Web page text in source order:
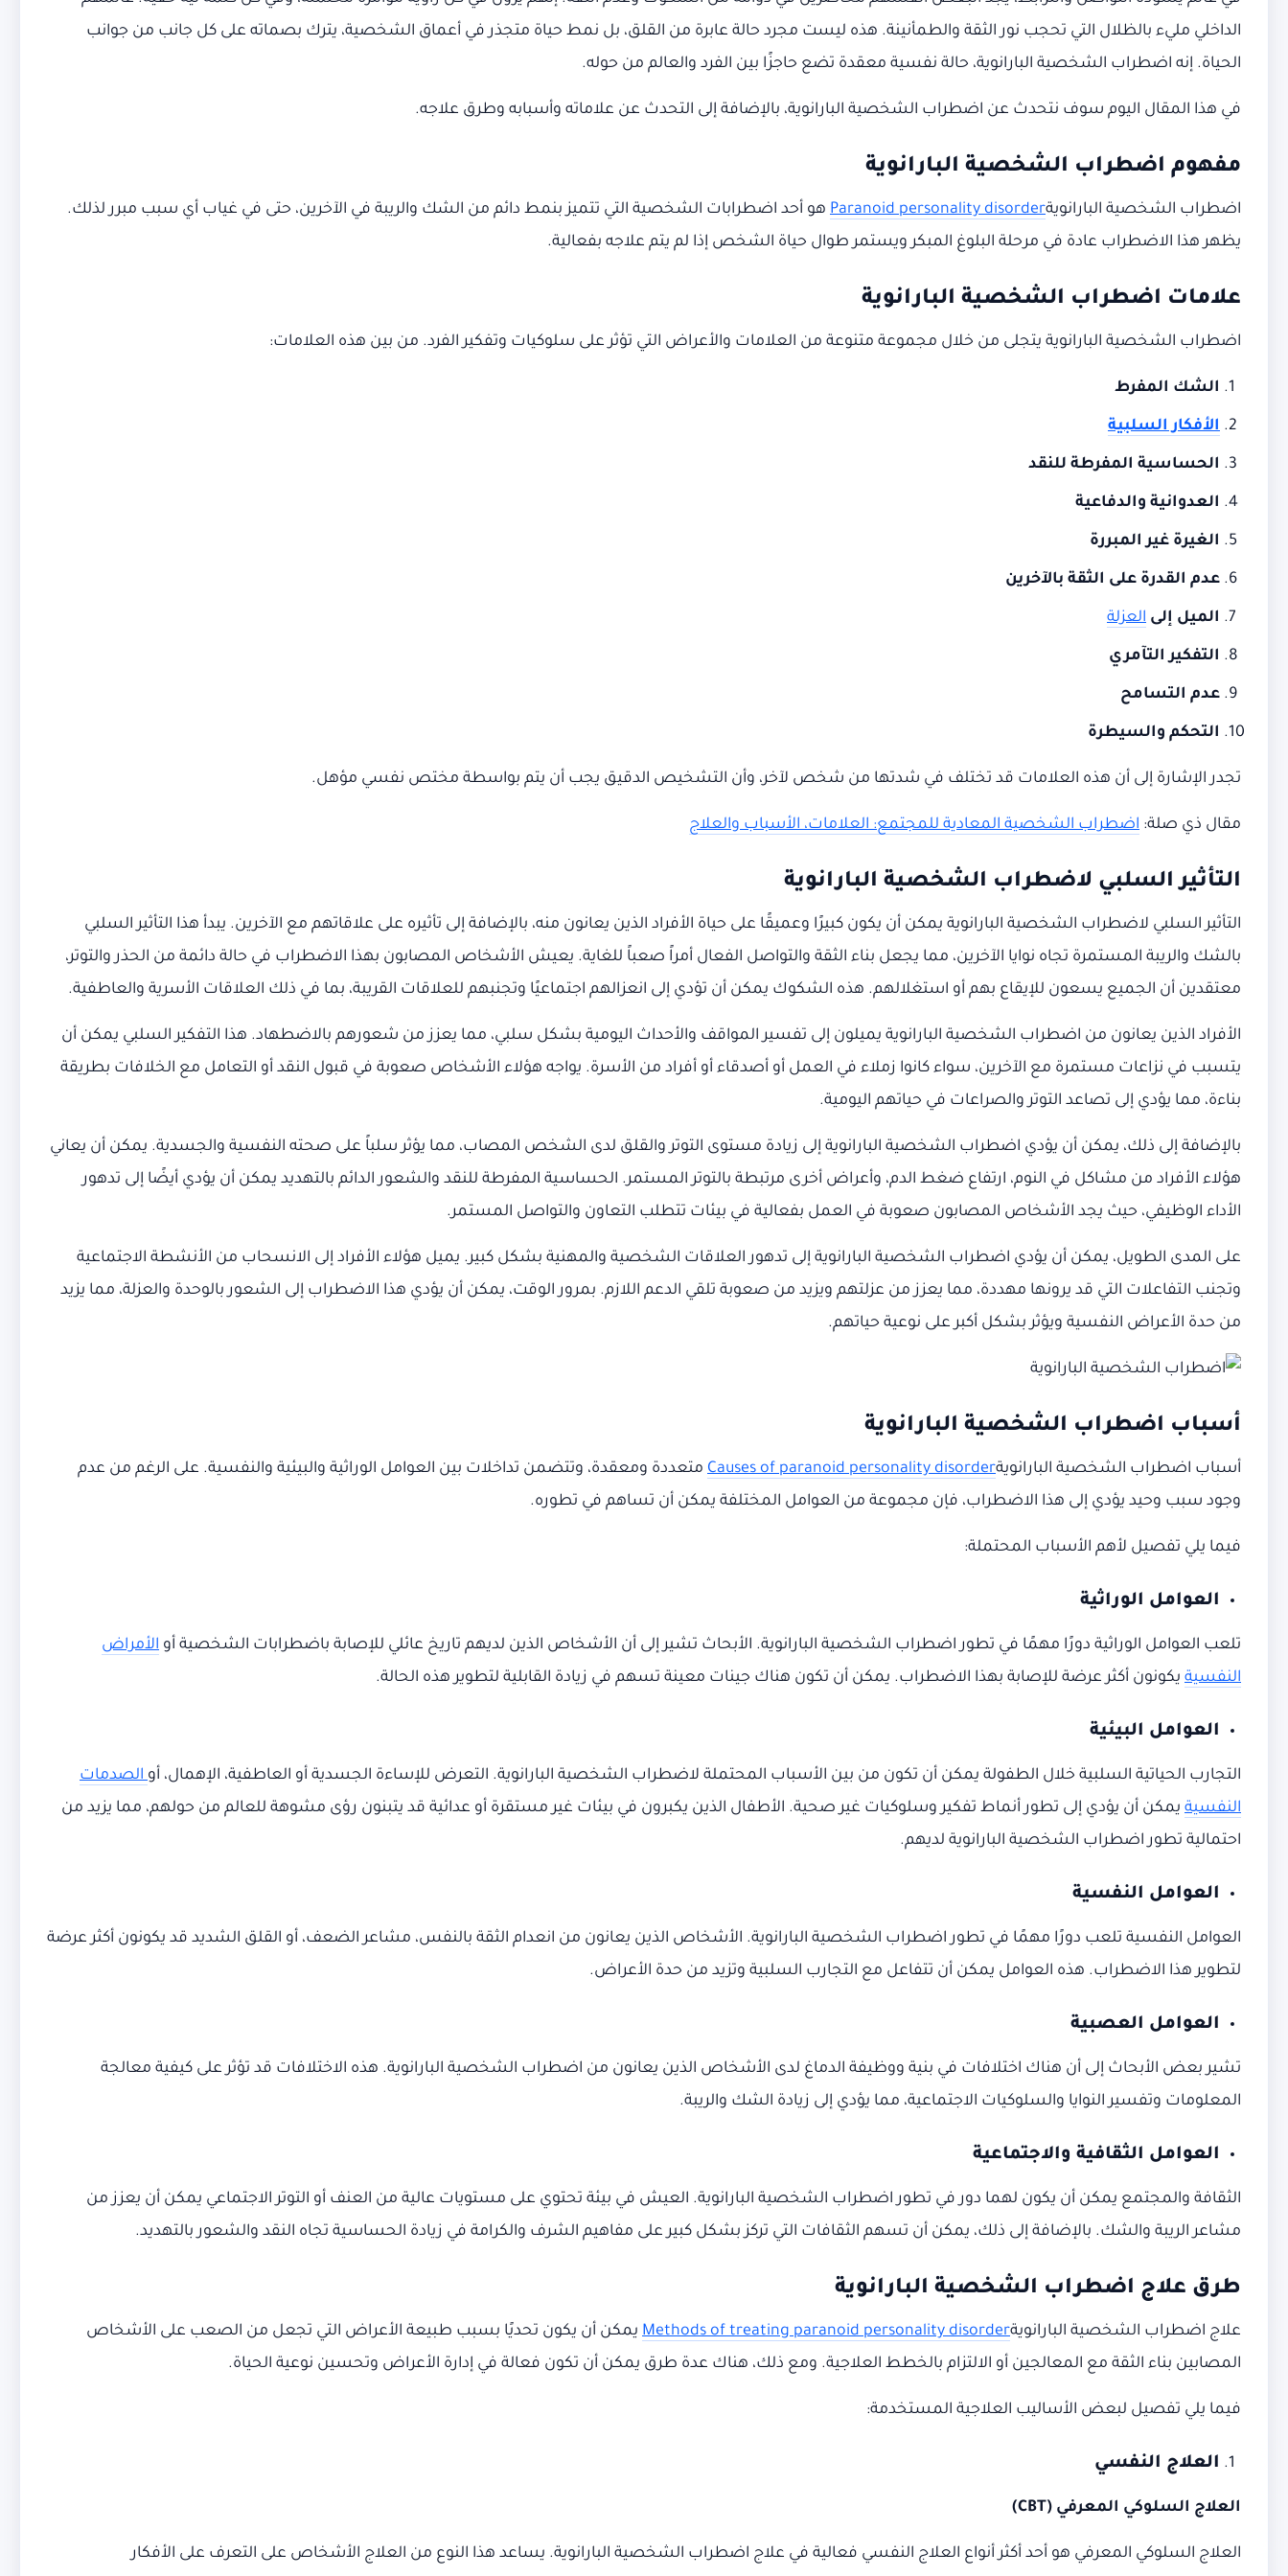
الداخلي مليء بالظلال التي تحجب نور الثقة والطمأنينة. هذه ليست مجرد حالة عابرة من القلق، بل نمط حياة متجذر في أعماق الشخصية، يترك بصماته على كل جانب من جوانب
الحياة. إنه اضطراب الشخصية البارانوية، حالة نفسية معقدة تضع حاجزًا بين الفرد والعالم من حوله.
في هذا المقال اليوم سوف نتحدث عن اضطراب الشخصية البارانوية، بالإضافة إلى التحدث عن علاماته وأسبابه وطرق علاجه.
مفهوم اضطراب الشخصية البارانوية
اضطراب الشخصية البارانويةParanoid personality disorder هو أحد اضطرابات الشخصية التي تتميز بنمط دائم من الشك والريبة في الآخرين، حتى في غياب أي سبب مبرر لذلك.
يظهر هذا الاضطراب عادة في مرحلة البلوغ المبكر ويستمر طوال حياة الشخص إذا لم يتم علاجه بفعالية.
علامات اضطراب الشخصية البارانوية
اضطراب الشخصية البارانوية يتجلى من خلال مجموعة متنوعة من العلامات والأعراض التي تؤثر على سلوكيات وتفكير الفرد. من بين هذه العلامات:
الشك المفرط
الأفكار السلبية
الحساسية المفرطة للنقد
العدوانية والدفاعية
الغيرة غير المبررة
عدم القدرة على الثقة بالآخرين
الميل إلى العزلة
التفكير التآمري
عدم التسامح
التحكم والسيطرة
تجدر الإشارة إلى أن هذه العلامات قد تختلف في شدتها من شخص لآخر، وأن التشخيص الدقيق يجب أن يتم بواسطة مختص نفسي مؤهل.
مقال ذي صلة: اضطراب الشخصية المعادية للمجتمع: العلامات، الأسباب والعلاج
التأثير السلبي لاضطراب الشخصية البارانوية
التأثير السلبي لاضطراب الشخصية البارانوية يمكن أن يكون كبيرًا وعميقًا على حياة الأفراد الذين يعانون منه، بالإضافة إلى تأثيره على علاقاتهم مع الآخرين. يبدأ هذا التأثير السلبي
بالشك والريبة المستمرة تجاه نوايا الآخرين، مما يجعل بناء الثقة والتواصل الفعال أمراً صعباً للغاية. يعيش الأشخاص المصابون بهذا الاضطراب في حالة دائمة من الحذر والتوتر،
معتقدين أن الجميع يسعون للإيقاع بهم أو استغلالهم. هذه الشكوك يمكن أن تؤدي إلى انعزالهم اجتماعيًا وتجنبهم للعلاقات القريبة، بما في ذلك العلاقات الأسرية والعاطفية.
الأفراد الذين يعانون من اضطراب الشخصية البارانوية يميلون إلى تفسير المواقف والأحداث اليومية بشكل سلبي، مما يعزز من شعورهم بالاضطهاد. هذا التفكير السلبي يمكن أن
يتسبب في نزاعات مستمرة مع الآخرين، سواء كانوا زملاء في العمل أو أصدقاء أو أفراد من الأسرة. يواجه هؤلاء الأشخاص صعوبة في قبول النقد أو التعامل مع الخلافات بطريقة
بناءة، مما يؤدي إلى تصاعد التوتر والصراعات في حياتهم اليومية.
بالإضافة إلى ذلك، يمكن أن يؤدي اضطراب الشخصية البارانوية إلى زيادة مستوى التوتر والقلق لدى الشخص المصاب، مما يؤثر سلباً على صحته النفسية والجسدية. يمكن أن يعاني
هؤلاء الأفراد من مشاكل في النوم، ارتفاع ضغط الدم، وأعراض أخرى مرتبطة بالتوتر المستمر. الحساسية المفرطة للنقد والشعور الدائم بالتهديد يمكن أن يؤدي أيضًا إلى تدهور
الأداء الوظيفي، حيث يجد الأشخاص المصابون صعوبة في العمل بفعالية في بيئات تتطلب التعاون والتواصل المستمر.
على المدى الطويل، يمكن أن يؤدي اضطراب الشخصية البارانوية إلى تدهور العلاقات الشخصية والمهنية بشكل كبير. يميل هؤلاء الأفراد إلى الانسحاب من الأنشطة الاجتماعية
وتجنب التفاعلات التي قد يرونها مهددة، مما يعزز من عزلتهم ويزيد من صعوبة تلقي الدعم اللازم. بمرور الوقت، يمكن أن يؤدي هذا الاضطراب إلى الشعور بالوحدة والعزلة، مما يزيد
من حدة الأعراض النفسية ويؤثر بشكل أكبر على نوعية حياتهم.
أسباب اضطراب الشخصية البارانوية
أسباب اضطراب الشخصية البارانويةCauses of paranoid personality disorder متعددة ومعقدة، وتتضمن تداخلات بين العوامل الوراثية والبيئية والنفسية. على الرغم من عدم
وجود سبب وحيد يؤدي إلى هذا الاضطراب، فإن مجموعة من العوامل المختلفة يمكن أن تساهم في تطوره.
فيما يلي تفصيل لأهم الأسباب المحتملة:
العوامل الوراثية
تلعب العوامل الوراثية دورًا مهمًا في تطور اضطراب الشخصية البارانوية. الأبحاث تشير إلى أن الأشخاص الذين لديهم تاريخ عائلي للإصابة باضطرابات الشخصية أو الأمراض
النفسية يكونون أكثر عرضة للإصابة بهذا الاضطراب. يمكن أن تكون هناك جينات معينة تسهم في زيادة القابلية لتطوير هذه الحالة.
العوامل البيئية
التجارب الحياتية السلبية خلال الطفولة يمكن أن تكون من بين الأسباب المحتملة لاضطراب الشخصية البارانوية. التعرض للإساءة الجسدية أو العاطفية، الإهمال، أوالصدمات
النفسية يمكن أن يؤدي إلى تطور أنماط تفكير وسلوكيات غير صحية. الأطفال الذين يكبرون في بيئات غير مستقرة أو عدائية قد يتبنون رؤى مشوهة للعالم من حولهم، مما يزيد من
احتمالية تطور اضطراب الشخصية البارانوية لديهم.
العوامل النفسية
العوامل النفسية تلعب دورًا مهمًا في تطور اضطراب الشخصية البارانوية. الأشخاص الذين يعانون من انعدام الثقة بالنفس، مشاعر الضعف، أو القلق الشديد قد يكونون أكثر عرضة
لتطوير هذا الاضطراب. هذه العوامل يمكن أن تتفاعل مع التجارب السلبية وتزيد من حدة الأعراض.
العوامل العصبية
تشير بعض الأبحاث إلى أن هناك اختلافات في بنية ووظيفة الدماغ لدى الأشخاص الذين يعانون من اضطراب الشخصية البارانوية. هذه الاختلافات قد تؤثر على كيفية معالجة
المعلومات وتفسير النوايا والسلوكيات الاجتماعية، مما يؤدي إلى زيادة الشك والريبة.
العوامل الثقافية والاجتماعية
الثقافة والمجتمع يمكن أن يكون لهما دور في تطور اضطراب الشخصية البارانوية. العيش في بيئة تحتوي على مستويات عالية من العنف أو التوتر الاجتماعي يمكن أن يعزز من
مشاعر الريبة والشك. بالإضافة إلى ذلك، يمكن أن تسهم الثقافات التي تركز بشكل كبير على مفاهيم الشرف والكرامة في زيادة الحساسية تجاه النقد والشعور بالتهديد.
طرق علاج اضطراب الشخصية البارانوية
علاج اضطراب الشخصية البارانويةMethods of treating paranoid personality disorder يمكن أن يكون تحديًا بسبب طبيعة الأعراض التي تجعل من الصعب على الأشخاص
المصابين بناء الثقة مع المعالجين أو الالتزام بالخطط العلاجية. ومع ذلك، هناك عدة طرق يمكن أن تكون فعالة في إدارة الأعراض وتحسين نوعية الحياة.
فيما يلي تفصيل لبعض الأساليب العلاجية المستخدمة:
العلاج النفسي
العلاج السلوكي المعرفي (CBT)
العلاج السلوكي المعرفي هو أحد أكثر أنواع العلاج النفسي فعالية في علاج اضطراب الشخصية البارانوية. يساعد هذا النوع من العلاج الأشخاص على التعرف على الأفكار